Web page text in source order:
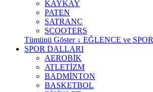
KAYKAY
PATEN
SATRANÇ
SCOOTERS
Tümünü Göster ↓ EĞLENCE ve SPOR
SPOR DALLARI
AEROBİK
ATLETİZM
BADMİNTON
BASKETBOL